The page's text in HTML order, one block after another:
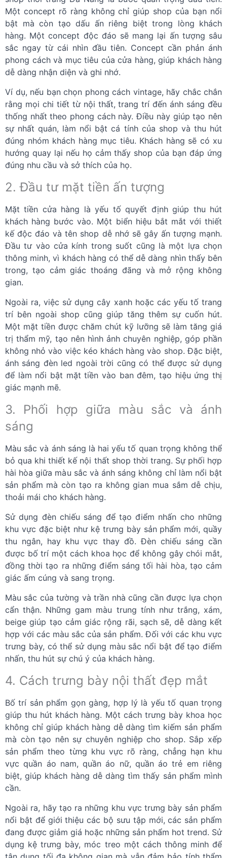
Một concept rõ ràng không chỉ giúp shop của bạn nổi
bật mà còn tạo dấu ấn riêng biệt trong lòng khách
hàng. Một concept độc đáo sẽ mang lại ấn tượng sâu
sắc ngay từ cái nhìn đầu tiên. Concept cần phản ánh
phong cách và mục tiêu của cửa hàng, giúp khách hàng
dễ dàng nhận diện và ghi nhớ.
Ví dụ, nếu bạn chọn phong cách vintage, hãy chắc chắn
rằng mọi chi tiết từ nội thất, trang trí đến ánh sáng đều
thống nhất theo phong cách này. Điều này giúp tạo nên
sự nhất quán, làm nổi bật cá tính của shop và thu hút
đúng nhóm khách hàng mục tiêu. Khách hàng sẽ có xu
hướng quay lại nếu họ cảm thấy shop của bạn đáp ứng
đúng nhu cầu và sở thích của họ.
2. Đầu tư mặt tiền ấn tượng
Mặt tiền cửa hàng là yếu tố quyết định giúp thu hút
khách hàng bước vào. Một biển hiệu bắt mắt với thiết
kế độc đáo và tên shop dễ nhớ sẽ gây ấn tượng mạnh.
Đầu tư vào cửa kính trong suốt cũng là một lựa chọn
thông minh, vì khách hàng có thể dễ dàng nhìn thấy bên
trong, tạo cảm giác thoáng đãng và mở rộng không
gian.
Ngoài ra, việc sử dụng cây xanh hoặc các yếu tố trang
trí bên ngoài shop cũng giúp tăng thêm sự cuốn hút.
Một mặt tiền được chăm chút kỹ lưỡng sẽ làm tăng giá
trị thẩm mỹ, tạo nên hình ảnh chuyên nghiệp, góp phần
không nhỏ vào việc kéo khách hàng vào shop. Đặc biệt,
ánh sáng đèn led ngoài trời cũng có thể được sử dụng
để làm nổi bật mặt tiền vào ban đêm, tạo hiệu ứng thị
giác mạnh mẽ.
3. Phối hợp giữa màu sắc và ánh
sáng
Màu sắc và ánh sáng là hai yếu tố quan trọng không thể
bỏ qua khi thiết kế nội thất shop thời trang. Sự phối hợp
hài hòa giữa màu sắc và ánh sáng không chỉ làm nổi bật
sản phẩm mà còn tạo ra không gian mua sắm dễ chịu,
thoải mái cho khách hàng.
Sử dụng đèn chiếu sáng để tạo điểm nhấn cho những
khu vực đặc biệt như kệ trưng bày sản phẩm mới, quầy
thu ngân, hay khu vực thay đồ. Đèn chiếu sáng cần
được bố trí một cách khoa học để không gây chói mắt,
đồng thời tạo ra những điểm sáng tối hài hòa, tạo cảm
giác ấm cúng và sang trọng.
Màu sắc của tường và trần nhà cũng cần được lựa chọn
cẩn thận. Những gam màu trung tính như trắng, xám,
beige giúp tạo cảm giác rộng rãi, sạch sẽ, dễ dàng kết
hợp với các màu sắc của sản phẩm. Đối với các khu vực
trưng bày, có thể sử dụng màu sắc nổi bật để tạo điểm
nhấn, thu hút sự chú ý của khách hàng.
4. Cách trưng bày nội thất đẹp mắt
Bố trí sản phẩm gọn gàng, hợp lý là yếu tố quan trọng
giúp thu hút khách hàng. Một cách trưng bày khoa học
không chỉ giúp khách hàng dễ dàng tìm kiếm sản phẩm
mà còn tạo nên sự chuyên nghiệp cho shop. Sắp xếp
sản phẩm theo từng khu vực rõ ràng, chẳng hạn khu
vực quần áo nam, quần áo nữ, quần áo trẻ em riêng
biệt, giúp khách hàng dễ dàng tìm thấy sản phẩm mình
cần.
Ngoài ra, hãy tạo ra những khu vực trưng bày sản phẩm
nổi bật để giới thiệu các bộ sưu tập mới, các sản phẩm
đang được giảm giá hoặc những sản phẩm hot trend. Sử
dụng kệ trưng bày, móc treo một cách thông minh để